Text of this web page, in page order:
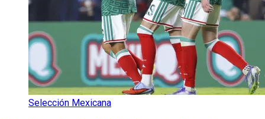
Selección Mexicana